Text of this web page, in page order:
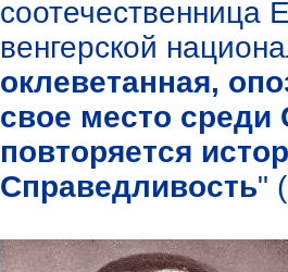
соотечественница
венгерской
оклеветанная,
свое место среди
повторяется
Справедливость"